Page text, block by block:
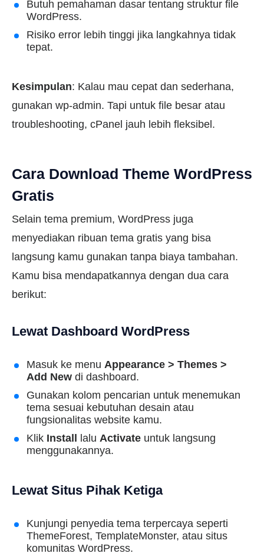
Butuh pemahaman dasar tentang struktur file
WordPress.
Risiko error lebih tinggi jika langkahnya tidak
tepat.
Kesimpulan: Kalau mau cepat dan sederhana,
gunakan wp-admin. Tapi untuk file besar atau
troubleshooting, cPanel jauh lebih fleksibel.
Cara Download Theme WordPress
Gratis
Selain tema premium, WordPress juga
menyediakan ribuan tema gratis yang bisa
langsung kamu gunakan tanpa biaya tambahan.
Kamu bisa mendapatkannya dengan dua cara
berikut:
Lewat Dashboard WordPress
Masuk ke menu Appearance > Themes >
Add New di dashboard.
Gunakan kolom pencarian untuk menemukan
tema sesuai kebutuhan desain atau
fungsionalitas website kamu.
Klik Install lalu Activate untuk langsung
menggunakannya.
Lewat Situs Pihak Ketiga
Kunjungi penyedia tema terpercaya seperti
ThemeForest, TemplateMonster, atau situs
komunitas WordPress.